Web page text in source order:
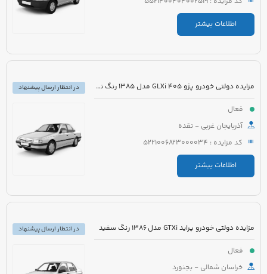
اطلاعات بیشتر
مزایده دولتی خودرو پژو 405 GLXi مدل 1385 رنگ نقره ای
فعال
آذربایجان غربی - نقده
کد مزایده : 5221006823000034
اطلاعات بیشتر
در انتظار ارسال پیشنهاد
مزایده دولتی خودرو پراید GTXi مدل 1386 رنگ سفید
فعال
خراسان شمالی - بجنورد
در انتظار ارسال پیشنهاد